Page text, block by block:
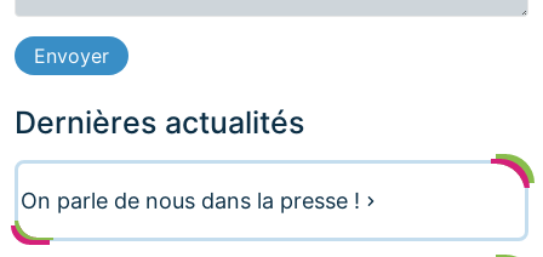
Dernières actualités
On parle de nous dans la presse !